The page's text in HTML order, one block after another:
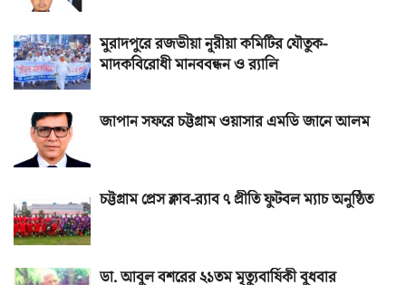
মুরাদপুরে রজভীয়া নূরীয়া কমিটির যৌতুক-
মাদকবিরোধী মানববন্ধন ও র‌্যালি
জাপান সফরে চট্টগ্রাম ওয়াসার এমডি জানে আলম
চট্টগ্রাম প্রেস ক্লাব-র‌্যাব ৭ প্রীতি ফুটবল ম্যাচ অনুষ্ঠিত
ডা. আবুল বশরের ২১তম মৃত্যুবার্ষিকী বুধবার